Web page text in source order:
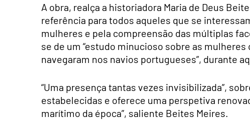
A obra, realça a historiadora Maria de Deus
referência para todos aqueles que se
mulheres e pela compreensão das múltiplas
se de um “estudo minucioso sobre as
navegaram nos navios portugueses”, durante
“Uma presença tantas vezes invisibilizada”,
estabelecidas e oferece uma perspetiva
marítimo da época”, saliente Beites Meires.